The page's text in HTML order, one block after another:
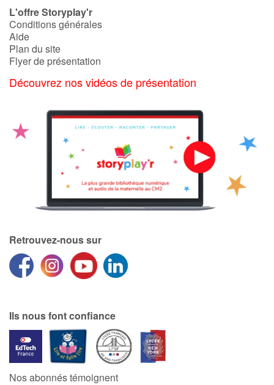
Autour du monde
Apprentissage
Art, espace, activité
En famille
Quotidien et loisirs
Amour et amitié
Sujets de société
Formats et illustrations
Catalogue anglais
L'offre Storyplay'r
Conditions générales
Aide
Plan du site
Flyer de présentation
Découvrez nos vidéos de présentation
Retrouvez-nous sur
Ils nous font confiance
Nos abonnés témoignent